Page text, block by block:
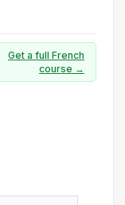
Get a full French
course →